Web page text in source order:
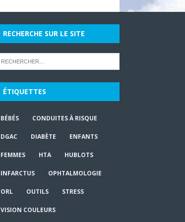
RECHERCHE SUR LE SITE
ÉTIQUETTES
BÉBÉS CONDUITES À RISQUE
DGAC DIABÈTE ENFANTS
FEMMES HTA HUBLOTS
INFARCTUS OPHTALMOLOGIE
ORL OUTILS STRESS
VISION COULEURS